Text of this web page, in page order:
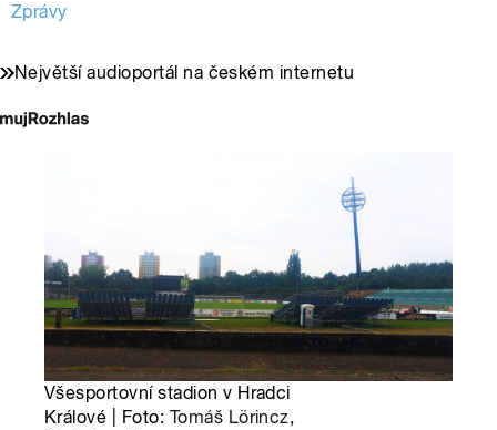
Zprávy
Největší audioportál na českém internetu
Všesportovní stadion v Hradci
Králové | Foto: Tomáš Lörincz,